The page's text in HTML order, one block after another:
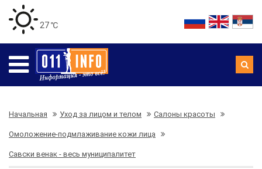
27 ℃
Начальная Уход за лицом и телом Салоны красоты
Омоложение-подмлаживание кожи лица
Савски венак - весь муниципалитет